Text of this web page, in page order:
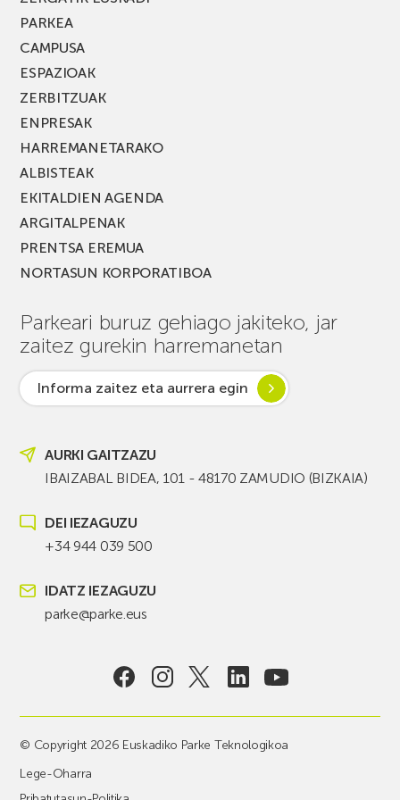
PARKEA
CAMPUSA
ESPAZIOAK
ZERBITZUAK
ENPRESAK
HARREMANETARAKO
ALBISTEAK
EKITALDIEN AGENDA
ARGITALPENAK
PRENTSA EREMUA
NORTASUN KORPORATIBOA
Parkeari buruz gehiago jakiteko, jar
zaitez gurekin harremanetan
Informa zaitez eta aurrera egin
AURKI GAITZAZU
IBAIZABAL BIDEA, 101 - 48170 ZAMUDIO (BIZKAIA)
DEI IEZAGUZU
+34 944 039 500
IDATZ IEZAGUZU
parke@parke.eus
© Copyright 2026 Euskadiko Parke Teknologikoa
Lege-Oharra